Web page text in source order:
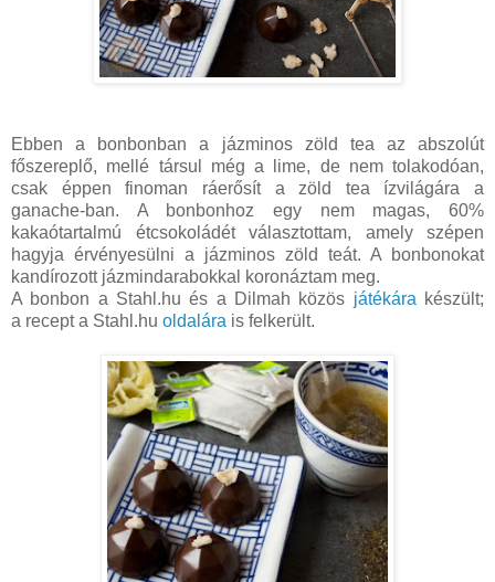
Ebben a bonbonban a jázminos zöld tea az abszolút
főszereplő, mellé társul még a lime, de nem tolakodóan,
csak éppen finoman ráerősít a zöld tea ízvilágára a
ganache-ban. A bonbonhoz egy nem magas, 60%
kakaótartalmú étcsokoládét választottam, amely szépen
hagyja érvényesülni a jázminos zöld teát. A bonbonokat
kandírozott jázmindarabokkal koronáztam meg.
A bonbon a Stahl.hu és a Dilmah közös játékára készült;
a recept a Stahl.hu oldalára is felkerült.